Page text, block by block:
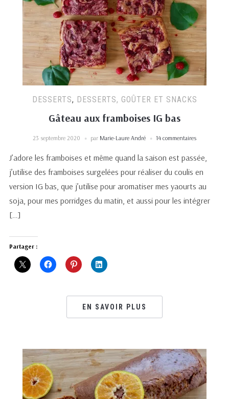
DESSERTS, DESSERTS, GOÛTER ET SNACKS
Gâteau aux framboises IG bas
23 septembre 2020 par Marie-Laure André 14 commentaires
J’adore les framboises et même quand la saison est passée,
j’utilise des framboises surgelées pour réaliser du coulis en
version IG bas, que j’utilise pour aromatiser mes yaourts au
soja, pour mes porridges du matin, et aussi pour les intégrer
[…]
Partager :
EN SAVOIR PLUS